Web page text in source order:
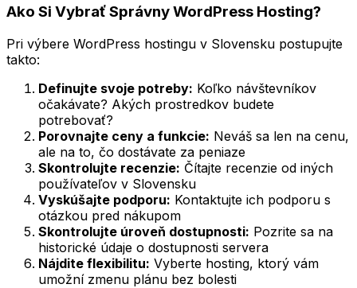
Ako Si Vybrať Správny WordPress Hosting?
Pri výbere WordPress hostingu v Slovensku postupujte
takto:
Definujte svoje potreby: Koľko návštevníkov
očakávate? Akých prostredkov budete
potrebovať?
Porovnajte ceny a funkcie: Neváš sa len na cenu,
ale na to, čo dostávate za peniaze
Skontrolujte recenzie: Čítajte recenzie od iných
používateľov v Slovensku
Vyskúšajte podporu: Kontaktujte ich podporu s
otázkou pred nákupom
Skontrolujte úroveň dostupnosti: Pozrite sa na
historické údaje o dostupnosti servera
Nájdite flexibilitu: Vyberte hosting, ktorý vám
umožní zmenu plánu bez bolesti